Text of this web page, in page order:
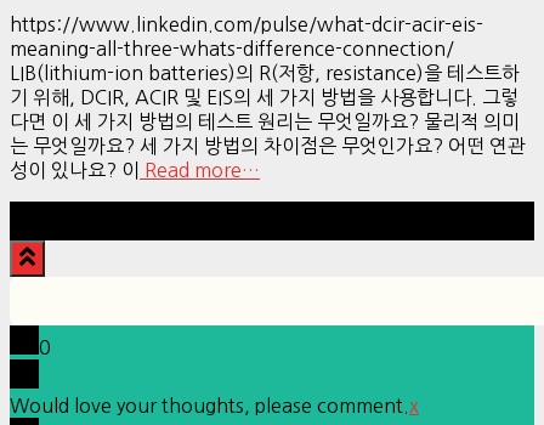
https://www.linkedin.com/pulse/what-dcir-acir-eis-
meaning-all-three-whats-difference-connection/
LIB(lithium-ion batteries)의 R(저항, resistance)을 테스트하
기 위해, DCIR, ACIR 및 EIS의 세 가지 방법을 사용합니다. 그렇
다면 이 세 가지 방법의 테스트 원리는 무엇일까요? 물리적 의미
는 무엇일까요? 세 가지 방법의 차이점은 무엇인가요? 어떤 연관
성이 있나요? 이
Read more…
0
Would love your thoughts, please comment. x